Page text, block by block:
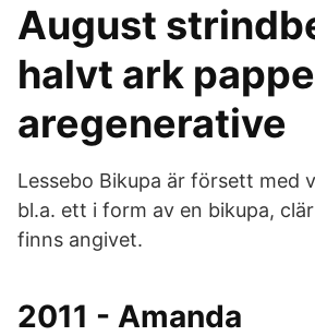
August
halvt ark
aregenerative
Lessebo Bikupa är försett med
bl.a. ett i form av en bikupa,
finns angivet.
2011 - Amanda